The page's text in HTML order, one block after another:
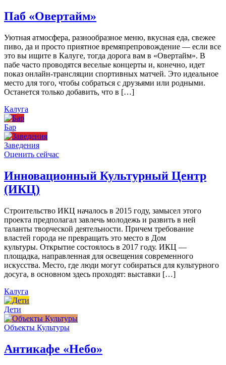
Паб «Овертайм»
Уютная атмосфера, разнообразное меню, вкусная еда, свежее
пиво, да и просто приятное времяпрепровождение — если все
это вы ищите в Калуге, тогда дорога вам в «Овертайм». В
пабе часто проводятся веселые концерты и, конечно, идет
показ онлайн-трансляции спортивных матчей. Это идеальное
место для того, чтобы собраться с друзьями или родными.
Останется только добавить, что в […]
Калуга
Бар
Заведения
Оценить сейчас
Инновационный Культурный Центр
(ИКЦ)
Строительство ИКЦ началось в 2015 году, замысел этого
проекта предполагал завлечь молодежь и развить в ней
таланты творческой деятельности. Причем требование
властей города не превращать это место в Дом
культуры. Открытие состоялось в 2017 году. ИКЦ —
площадка, направленная для освещения современного
искусства. Место, где люди могут собираться для культурного
досуга, в основном здесь проходят: выставки […]
Калуга
Дети
Объекты Культуры
Антикафе «Небо»